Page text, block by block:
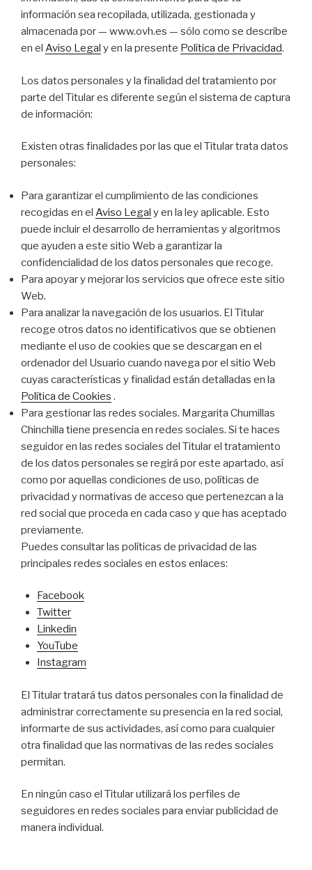
información sea recopilada, utilizada, gestionada y
almacenada por — www.ovh.es — sólo como se describe
en el Aviso Legal y en la presente Política de Privacidad.
Los datos personales y la finalidad del tratamiento por
parte del Titular es diferente según el sistema de captura
de información:
Existen otras finalidades por las que el Titular trata datos
personales:
Para garantizar el cumplimiento de las condiciones
recogidas en el Aviso Legal y en la ley aplicable. Esto
puede incluir el desarrollo de herramientas y algoritmos
que ayuden a este sitio Web a garantizar la
confidencialidad de los datos personales que recoge.
Para apoyar y mejorar los servicios que ofrece este sitio
Web.
Para analizar la navegación de los usuarios. El Titular
recoge otros datos no identificativos que se obtienen
mediante el uso de cookies que se descargan en el
ordenador del Usuario cuando navega por el sitio Web
cuyas características y finalidad están detalladas en la
Política de Cookies .
Para gestionar las redes sociales. Margarita Chumillas
Chinchilla tiene presencia en redes sociales. Si te haces
seguidor en las redes sociales del Titular el tratamiento
de los datos personales se regirá por este apartado, así
como por aquellas condiciones de uso, políticas de
privacidad y normativas de acceso que pertenezcan a la
red social que proceda en cada caso y que has aceptado
previamente.
Puedes consultar las políticas de privacidad de las
principales redes sociales en estos enlaces:
Facebook
Twitter
Linkedin
YouTube
Instagram
El Titular tratará tus datos personales con la finalidad de
administrar correctamente su presencia en la red social,
informarte de sus actividades, así como para cualquier
otra finalidad que las normativas de las redes sociales
permitan.
En ningún caso el Titular utilizará los perfiles de
seguidores en redes sociales para enviar publicidad de
manera individual.